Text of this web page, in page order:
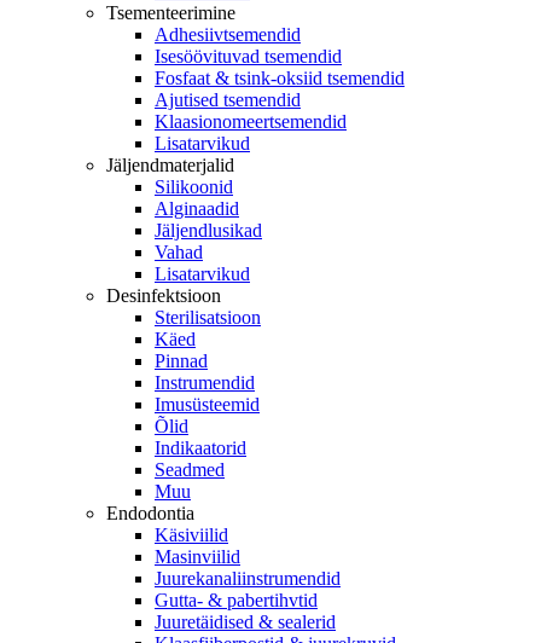
Tsementeerimine
Adhesiivtsemendid
Isesöövituvad tsemendid
Fosfaat & tsink-oksiid tsemendid
Ajutised tsemendid
Klaasionomeertsemendid
Lisatarvikud
Jäljendmaterjalid
Silikoonid
Alginaadid
Jäljendlusikad
Vahad
Lisatarvikud
Desinfektsioon
Sterilisatsioon
Käed
Pinnad
Instrumendid
Imusüsteemid
Õlid
Indikaatorid
Seadmed
Muu
Endodontia
Käsiviilid
Masinviilid
Juurekanaliinstrumendid
Gutta- & pabertihvtid
Juuretäidised & sealerid